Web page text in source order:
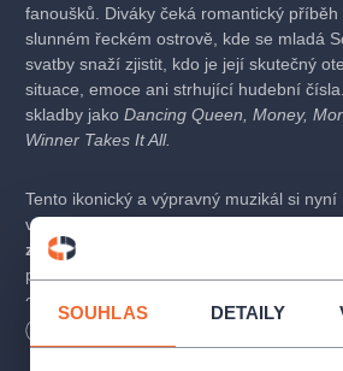
SOUHLAS DETAILY
fanoušků. Diváky čeká romantický
slunném řeckém ostrově, kde se mladá
svatby snaží zjistit, kdo je její skutečný
situace, emoce ani strhující hudební
skladby jako Dancing Queen, Money,
Winner Takes It All.
Tento ikonický a výpravný muzikál si nyní
vychutnat pod širým nebem v jedinečné
zahrady v Kroměříži
představení s živým orchestrem,
choreografiemi i skvělými hereckými a
Mamma Mia! nabízí večer plný emocí,
vás zvedne ze sedadel.